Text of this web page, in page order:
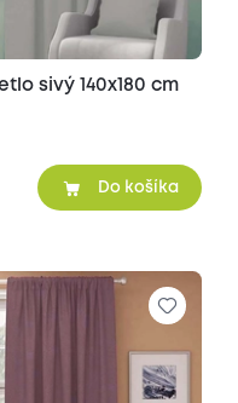
sivý 140x180 cm
Do košíka